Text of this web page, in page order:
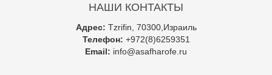
НАШИ КОНТАКТЫ
Адрес: Tzrifin, 70300,Израиль
Телефон: +972(8)6259351
Email: info@asafharofe.ru